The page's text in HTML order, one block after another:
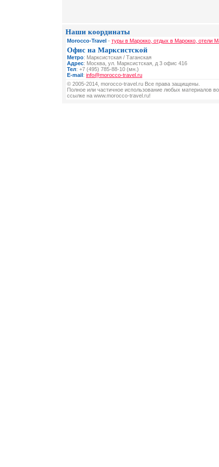
Наши координаты
Morocco-Travel - туры в Марокко, отдых в Марокко, отели
Офис на Марксистской
Метро: Марксистская / Таганская
Адрес: Москва, ул. Марксистская, д 3 офис 416
Тел: +7 (495) 785-88-10 (мн.)
E-mail: info@morocco-travel.ru
© 2005-2014, morocco-travel.ru Все права защищены.
Полное или частичное использование любых материалов
ссылке на www.morocco-travel.ru!